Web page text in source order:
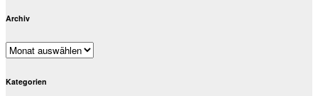
Archiv
Archiv
Kategorien